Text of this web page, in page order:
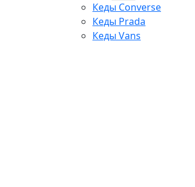
Кеды Converse
Кеды Prada
Кеды Vans